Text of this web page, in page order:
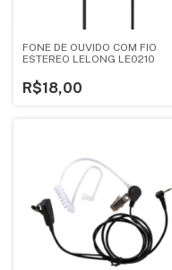
FONE DE OUVIDO COM FIO
ESTEREO LELONG LE0210
R$18,00